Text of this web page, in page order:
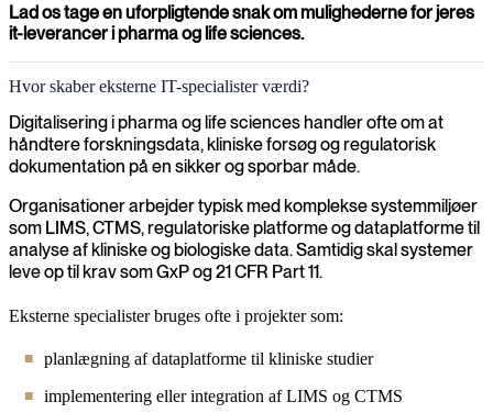
Lad os tage en uforpligtende snak om mulighederne for jeres
it-leverancer i pharma og life sciences.
Hvor skaber eksterne IT-specialister værdi?
Digitalisering i pharma og life sciences handler ofte om at
håndtere forskningsdata, kliniske forsøg og regulatorisk
dokumentation på en sikker og sporbar måde.
Organisationer arbejder typisk med komplekse systemmiljøer
som LIMS, CTMS, regulatoriske platforme og dataplatforme til
analyse af kliniske og biologiske data. Samtidig skal systemer
leve op til krav som GxP og 21 CFR Part 11.
Eksterne specialister bruges ofte i projekter som:
planlægning af dataplatforme til kliniske studier
implementering eller integration af LIMS og CTMS